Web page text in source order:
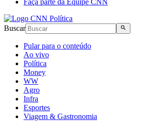
Buscar
Pular para o conteúdo
Ao vivo
Política
Money
WW
Agro
Infra
Esportes
Viagem & Gastronomia